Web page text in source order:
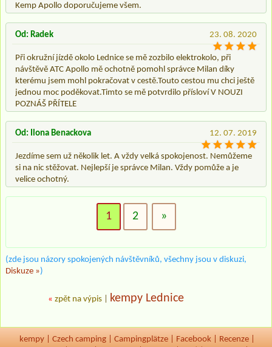
Kemp Apollo doporučujeme všem.
23. 08. 2020
Od: Radek
Při okružní jízdě okolo Lednice se mě zozbilo elektrokolo, při
návštěvě ATC Apollo mě ochotně pomohl správce Milan díky
kterému jsem mohl pokračovat v cestě.Touto cestou mu chci ještě
jednou moc poděkovat.Timto se mě potvrdilo přísloví V NOUZI
POZNÁŠ PŘÍTELE
12. 07. 2019
Od: Ilona Benackova
Jezdíme sem už několik let. A vždy velká spokojenost. Nemůžeme
si na nic stěžovat. Nejlepší je správce Milan. Vždy pomůže a je
velice ochotný.
1 2 »
(zde jsou názory spokojených návštěvníků, všechny jsou v diskuzi,
Diskuze »)
« zpět na výpis kempy Lednice
kempy Czech camping Campingplätze Facebook Recenze